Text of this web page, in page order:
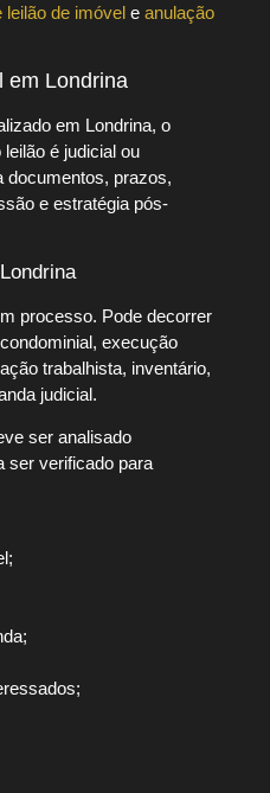
leilão de imóvel e anulação
em Londrina
em Londrina, o
é judicial ou
documentos, prazos,
e estratégia pós-
processo. Pode decorrer
execução
trabalhista, inventário,
judicial.
ser analisado
ser verificado para